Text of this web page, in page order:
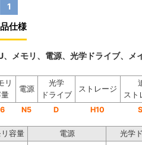
1
仕様
メモリ、電源、光学ドライブ、
リ
電源
光学
ドライブ
ストレージ
スト
N5 D H10
リ容量 電源
光学